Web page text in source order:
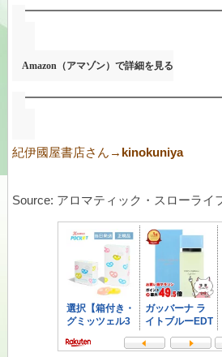
Amazon（アマゾン） で詳細を見る
紀伊國屋書店さん→ kinokuniya
Source: アロマティック・スローライ